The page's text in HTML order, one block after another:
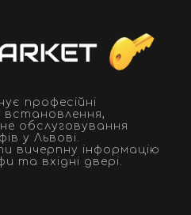
професійні
встановлення,
обслуговування
у Львові.
вичерпну інформацію
та вхідні двері.